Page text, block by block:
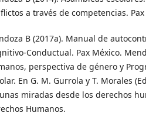
a través de competencias.
B (2017a). Manual de
Conductual. Pax México.
perspectiva de género y
En G. M. Gurrola y T. Morales
miradas desde los derechos
Humanos.